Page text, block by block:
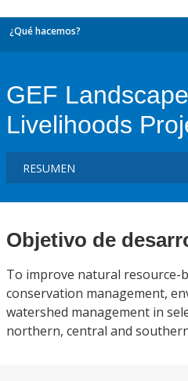
¿Qué hacemos?
GEF
Livelihoods
Objetivo de
To improve natural resource-
conservation management,
watershed management in
northern, central and